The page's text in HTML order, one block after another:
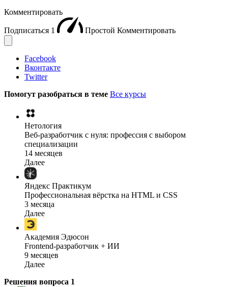
Комментировать
Подписаться 1 Простой Комментировать
Facebook
Вконтакте
Twitter
Помогут разобраться в теме Все курсы
Нетология
Веб-разработчик с нуля: профессия с выбором
специализации
14 месяцев
Далее
Яндекс Практикум
Профессиональная вёрстка на HTML и CSS
3 месяца
Далее
Академия Эдюсон
Frontend-разработчик + ИИ
9 месяцев
Далее
Решения вопроса 1